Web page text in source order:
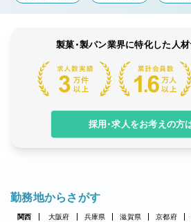
製菓・製パン業界に特化した人
採用・求人をお考えの方
勤務地からさがす
関西 大阪府 兵庫県 滋賀県 京都府